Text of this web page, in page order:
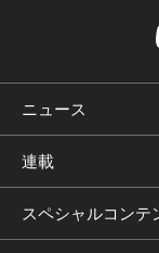
ニュース
連載
スペシャルコンテ